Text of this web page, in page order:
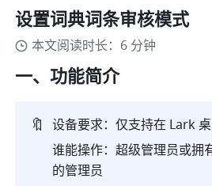
设置词典词条审核模式
本文阅读时长：6 分钟
一、功能简介
🔖 设备要求：仅支持在 Lark
谁能操作：超级管理员或拥
的管理员